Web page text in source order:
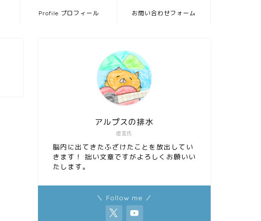
Profile プロフィール お問い合わせフォーム
虚言氏
アルプスの排水
脳内に出てきたふざけたことを放出してい
きます！ 拙い文章ですがよろしくお願いい
たします。
＼ Follow me ／